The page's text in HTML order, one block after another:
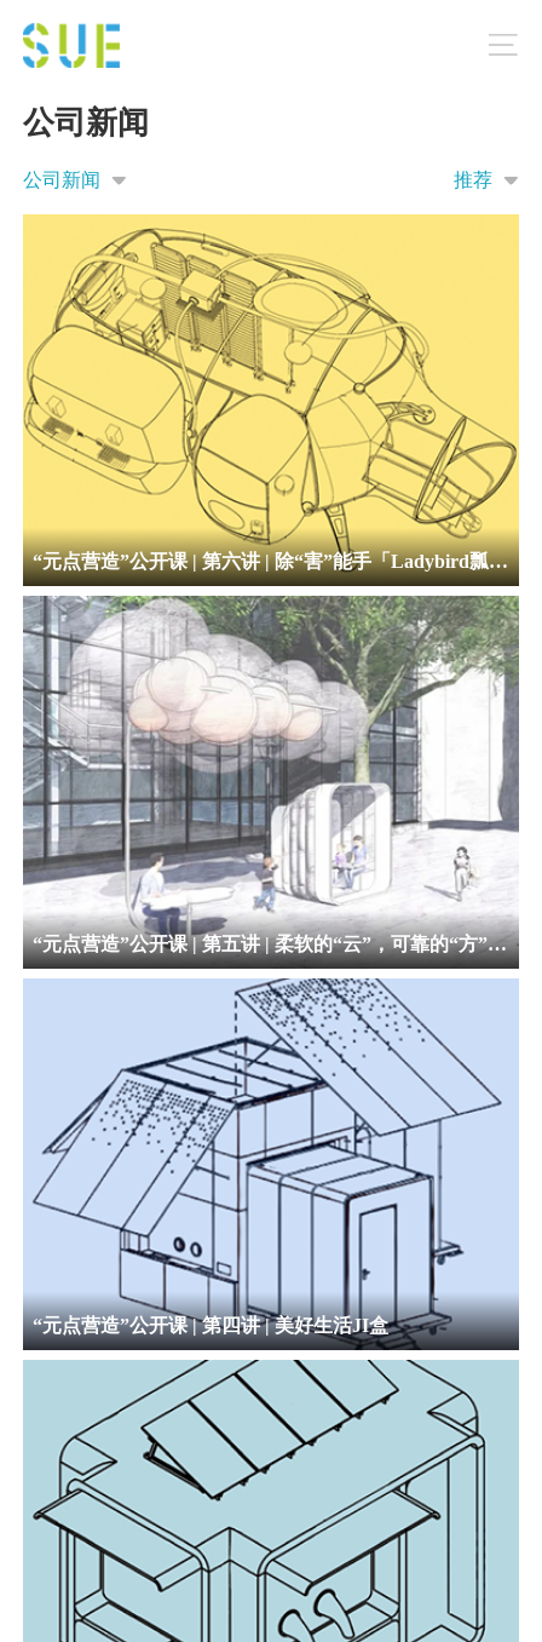
公司新闻
公司新闻 推荐
“元点营造”公开课 | 第六讲 | 除“害”能手「Ladybird瓢虫」
“元点营造”公开课 | 第五讲 | 柔软的“云”，可靠的“方”，我在“云方”等你
“元点营造”公开课 | 第四讲 | 美好生活JI盒